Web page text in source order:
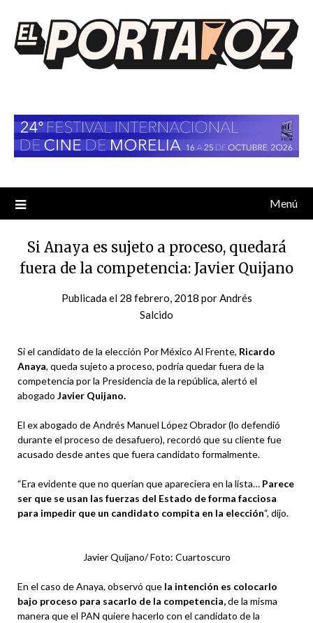
contenido
Menú
Si Anaya es sujeto a proceso, quedará
fuera de la competencia: Javier Quijano
Publicada el 28 febrero, 2018 porAndrés
Salcido
Si el candidato de la elección Por México Al Frente, Ricardo
Anaya, queda sujeto a proceso, podría quedar fuera de la
competencia por la Presidencia de la república, alertó el
abogado Javier Quijano.
El ex abogado de Andrés Manuel López Obrador (lo defendió
durante el proceso de desafuero), recordó que su cliente fue
acusado desde antes que fuera candidato formalmente.
“Era evidente que no querían que apareciera en la lista… Parece
ser que se usan las fuerzas del Estado de forma facciosa
para impedir que un candidato compita en la elección“, dijo.
Javier Quijano/ Foto: Cuartoscuro
En el caso de Anaya, observó que la intención es colocarlo
bajo proceso para sacarlo de la competencia,de la misma
manera que el PAN quiere hacerlo con el candidato de la